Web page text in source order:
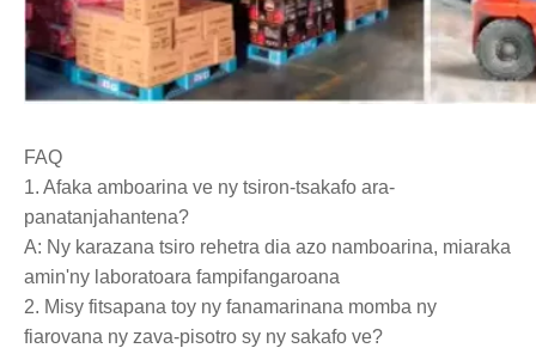
FAQ
1. Afaka amboarina ve ny tsiron-tsakafo ara-
panatanjahantena?
A: Ny karazana tsiro rehetra dia azo namboarina, miaraka
amin'ny laboratoara fampifangaroana
2. Misy fitsapana toy ny fanamarinana momba ny
fiarovana ny zava-pisotro sy ny sakafo ve?